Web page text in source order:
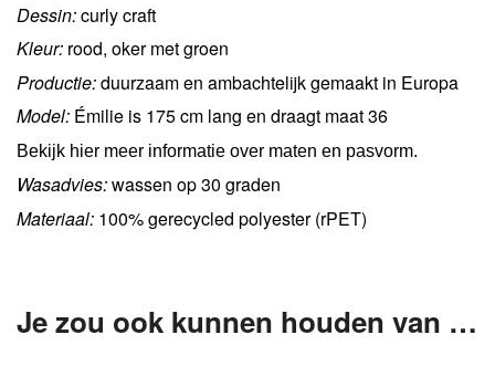
Dessin:curly craft
Kleur: rood, oker met groen
Productie:duurzaam en ambachtelijk gemaakt in Europa
Model: Émilie is 175 cm lang en draagt maat 36
Bekijk hier meer informatie over maten en pasvorm.
Wasadvies:wassen op 30 graden
Materiaal: 100% gerecycled polyester (rPET)
Je zou ook kunnen houden van …